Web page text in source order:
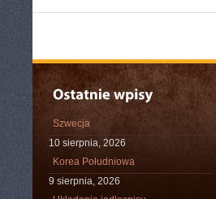
Szwecja
10 sierpnia, 2026
Korea Południowa
9 sierpnia, 2026